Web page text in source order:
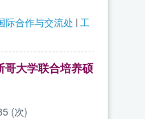
际合作与交流处
工
大学联合培养硕
(次)